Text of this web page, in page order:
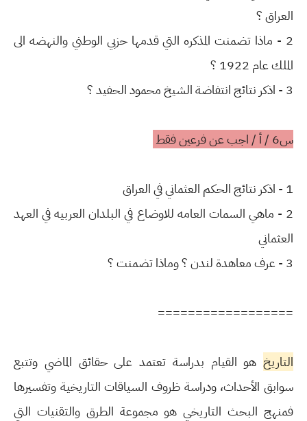
العراق ؟
2 - ماذا تضمنت المذكره التي قدمها حزبي الوطني والنهضه الى
الملك عام 1922 ؟
3 - اذكر نتائج انتفاضة الشيخ محمود الحفيد ؟
س6 / أ / اجب عن فرعين فقط
1 - اذكر نتائج الحكم العثماني في العراق
2 - ماهي السمات العامه للاوضاع في البلدان العربيه في العهد
العثماني
3 - عرف معاهدة لندن ؟ وماذا تضمنت ؟
==================
التاريخ هو القيام بدراسة تعتمد على حقائق الماضي وتتبع
سوابق الأحداث، ودراسة ظروف السياقات التاريخية وتفسيرها
فمنهج البحث التاريخي هو مجموعة الطرق والتقنيات التي